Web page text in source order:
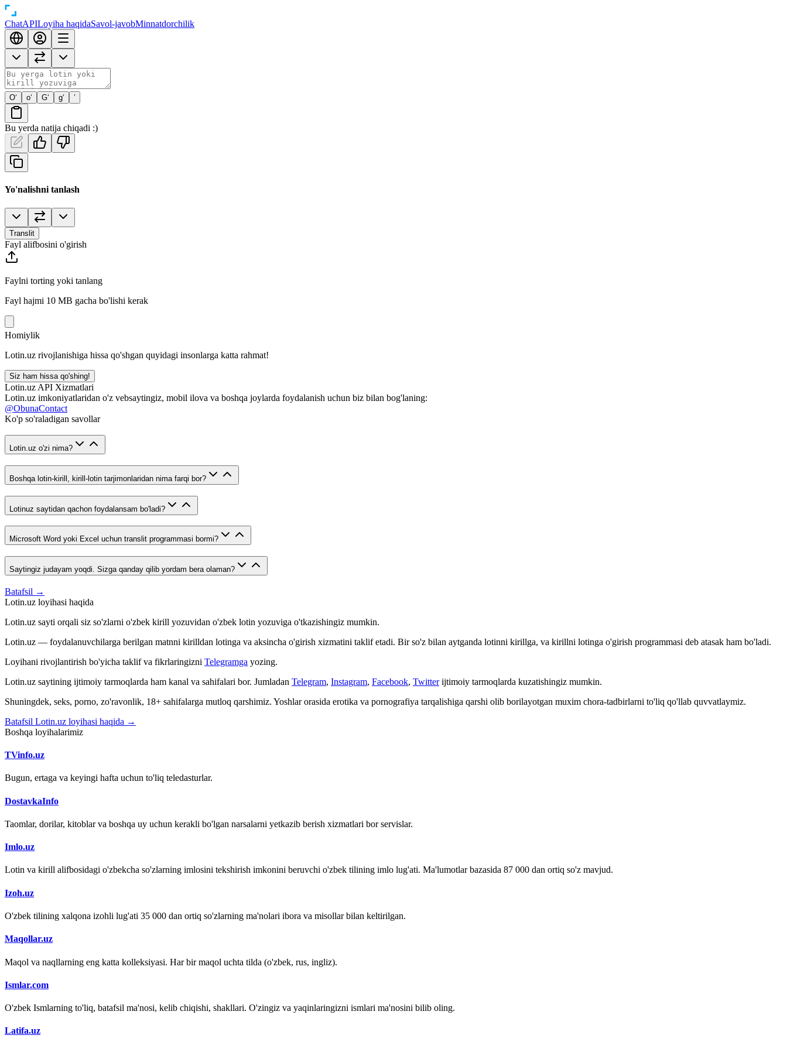
ChatAPILoyiha haqidaSavol-javobMinnatdorchilik
O‘ o‘ G‘ g‘ ’
Bu yerda natija chiqadi :)
Yo'nalishni tanlash
Translit
Fayl alifbosini o'girish
Faylni torting yoki tanlang
Fayl hajmi 10 MB gacha bo'lishi kerak
Homiylik
Lotin.uz rivojlanishiga hissa qo'shgan quyidagi insonlarga katta rahmat!
Siz ham hissa qo'shing!
Lotin.uz API Xizmatlari
Lotin.uz imkoniyatlaridan o'z vebsaytingiz, mobil ilova va boshqa joylarda foydalanish uchun biz bilan bog'laning:
@ObunaContact
Ko'p so'raladigan savollar
Lotin.uz o'zi nima?
Boshqa lotin-kirill, kirill-lotin tarjimonlaridan nima farqi bor?
Lotinuz saytidan qachon foydalansam bo'ladi?
Microsoft Word yoki Excel uchun translit programmasi bormi?
Saytingiz judayam yoqdi. Sizga qanday qilib yordam bera olaman?
Batafsil →
Lotin.uz loyihasi haqida
Lotin.uz sayti orqali siz so'zlarni o'zbek kirill yozuvidan o'zbek lotin yozuviga o'tkazishingiz mumkin.
Lotin.uz — foydalanuvchilarga berilgan matnni kirilldan lotinga va aksincha o'girish xizmatini taklif etadi. Bir so'z bilan aytganda lotinni kirillga, va kirillni lotinga o'girish programmasi deb atasak ham bo'ladi.
Loyihani rivojlantirish bo'yicha taklif va fikrlaringizni Telegramga yozing.
Lotin.uz saytining ijtimoiy tarmoqlarda ham kanal va sahifalari bor. Jumladan Telegram, Instagram, Facebook, Twitter ijtimoiy tarmoqlarda kuzatishingiz mumkin.
Shuningdek, seks, porno, zo'ravonlik, 18+ sahifalarga mutloq qarshimiz. Yoshlar orasida erotika va pornografiya tarqalishiga qarshi olib borilayotgan muxim chora-tadbirlarni to'liq qo'llab quvvatlaymiz.
Batafsil Lotin.uz loyihasi haqida →
Boshqa loyihalarimiz
TVinfo.uz
Bugun, ertaga va keyingi hafta uchun to'liq teledasturlar.
DostavkaInfo
Taomlar, dorilar, kitoblar va boshqa uy uchun kerakli bo'lgan narsalarni yetkazib berish xizmatlari bor servislar.
Imlo.uz
Lotin va kirill alifbosidagi o'zbekcha so'zlarning imlosini tekshirish imkonini beruvchi o'zbek tilining imlo lug'ati. Ma'lumotlar bazasida 87 000 dan ortiq so'z mavjud.
Izoh.uz
O'zbek tilining xalqona izohli lug'ati 35 000 dan ortiq so'zlarning ma'nolari ibora va misollar bilan keltirilgan.
Maqollar.uz
Maqol va naqllarning eng katta kolleksiyasi. Har bir maqol uchta tilda (o'zbek, rus, ingliz).
Ismlar.com
O'zbek Ismlarning to'liq, batafsil ma'nosi, kelib chiqishi, shakllari. O'zingiz va yaqinlaringizni ismlari ma'nosini bilib oling.
Latifa.uz